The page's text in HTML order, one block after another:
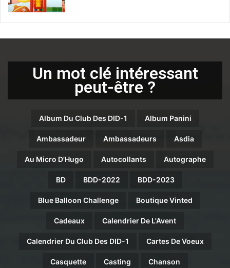
Un mot clé intéressant
peut-être ?
Album Du Club Des DID-1 Album Panini
Ambassadeur Ambassadeurs Asdia
Au Micro D'Hugo Autocollants Autographe
BD BDD-2022 BDD-2023
Blue Balloon Challenge Boutique Vinted
Cadeaux Calendrier De L'Avent
Calendrier Du Club Des DID-1 Cartes De Voeux
Casquette Casting Chanson